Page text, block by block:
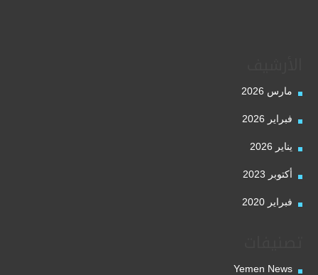
مارس 2026
فبراير 2026
يناير 2026
أكتوبر 2023
فبراير 2020
Yemen News